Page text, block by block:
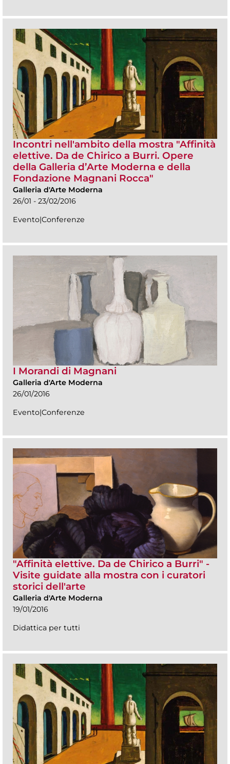
Incontri nell'ambito della mostra "Affinità
elettive. Da de Chirico a Burri. Opere
della Galleria d’Arte Moderna e della
Fondazione Magnani Rocca"
Galleria d'Arte Moderna
26/01 - 23/02/2016
Evento|Conferenze
I Morandi di Magnani
Galleria d'Arte Moderna
26/01/2016
Evento|Conferenze
"Affinità elettive. Da de Chirico a Burri" -
Visite guidate alla mostra con i curatori
storici dell'arte
Galleria d'Arte Moderna
19/01/2016
Didattica per tutti